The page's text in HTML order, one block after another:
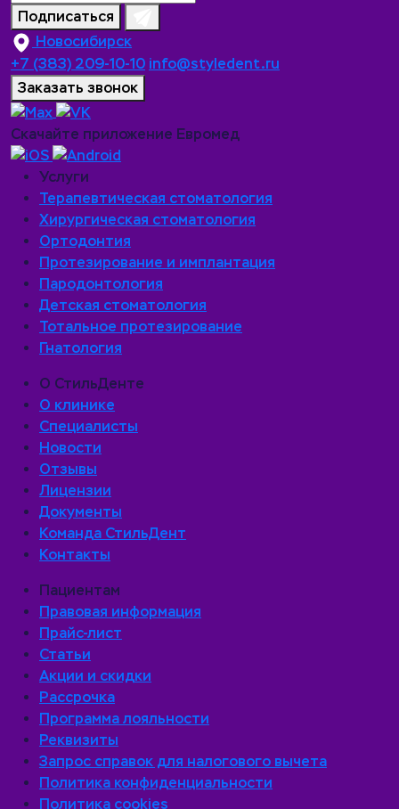
Подписаться
Новосибирск
+7 (383) 209-10-10 info@styledent.ru
Заказать звонок
Скачайте приложение Евромед
Услуги
Терапевтическая стоматология
Хирургическая стоматология
Ортодонтия
Протезирование и имплантация
Пародонтология
Детская стоматология
Тотальное протезирование
Гнатология
О СтильДенте
О клинике
Специалисты
Новости
Отзывы
Лицензии
Документы
Команда СтильДент
Контакты
Пациентам
Правовая информация
Прайс-лист
Статьи
Акции и скидки
Рассрочка
Программа лояльности
Реквизиты
Запрос справок для налогового вычета
Политика конфиденциальности
Политика cookies